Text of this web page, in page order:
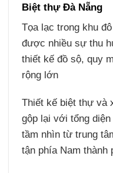
Biệt thự Đà Nẵng
Tọa lạc trong khu
được nhiều sự thu
thiết kế đồ sộ, quy
rộng lớn
Thiết kế biệt thự và
gộp lại với tổng
tầm nhìn từ trung
tận phía Nam thành